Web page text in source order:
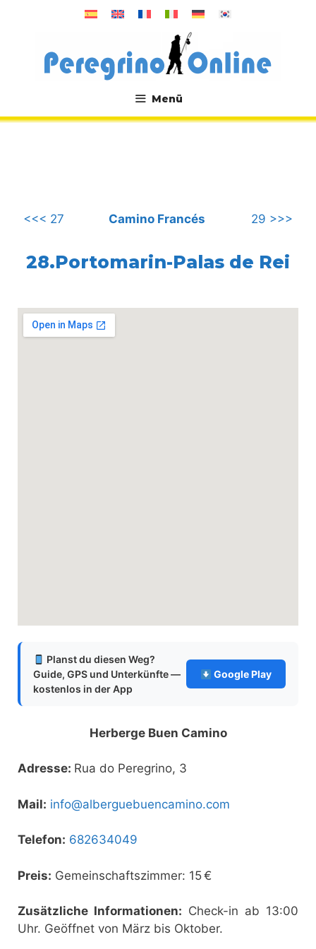
Menü
.
<<< 27 Camino Francés 29 >>>
28.Portomarin-Palas de Rei
Planst du diesen Weg?
Guide, GPS und Unterkünfte —
kostenlos in der App
Google Play
Herberge Buen Camino
Adresse: Rua do Peregrino, 3
Mail: info@alberguebuencamino.com
Telefon: 682634049
Preis: Gemeinschaftszimmer: 15 €
Zusätzliche Informationen: Check-in ab 13:00
Uhr. Geöffnet von März bis Oktober.